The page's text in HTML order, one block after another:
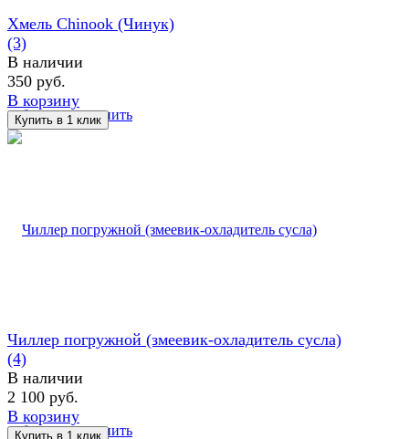
избранное сравнить
Хмель Chinook (Чинук)
(3)
В наличии
350 руб.
В корзину
избранное сравнить
Чиллер погружной (змеевик-охладитель сусла)
(4)
В наличии
2 100 руб.
В корзину